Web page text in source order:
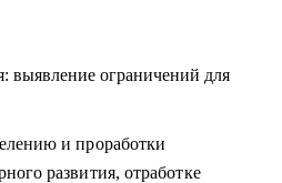
выявление ограничений для
и проработки
развития, отработке